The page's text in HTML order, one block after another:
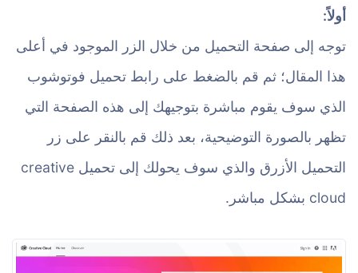
أولاً:
توجه إلى صفحة التحميل من خلال الزر الموجود في أعلى
هذا المقال؛ ثم قم بالضغط على رابط تحميل فوتوشوب
الذي سوف يقوم مباشرة بتوجيهك إلى هذه الصفحة التي
تظهر بالصورة التوضيحية، بعد ذلك قم بالنقر على زر
التحميل الأزرق والذي سوف يحولك إلى تحميل creative
cloud بشكل مباشر.